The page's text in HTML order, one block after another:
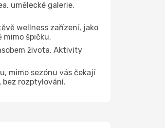
umělecké galerie,
wellness zařízení, jako
špičku.
života. Aktivity
mimo sezónu vás čekají
bez rozptylování.